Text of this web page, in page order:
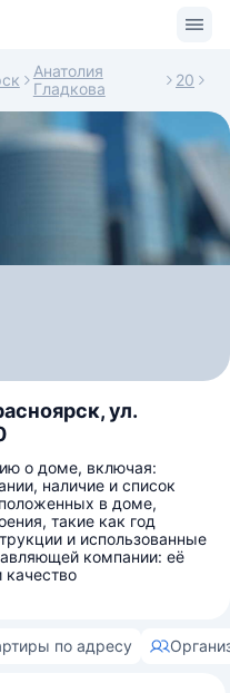
Анатолия
Гладкова
20
ул.
о доме, включая:
наличие и список
в доме,
такие как год
и использованные
компании: её
качество
по адресу